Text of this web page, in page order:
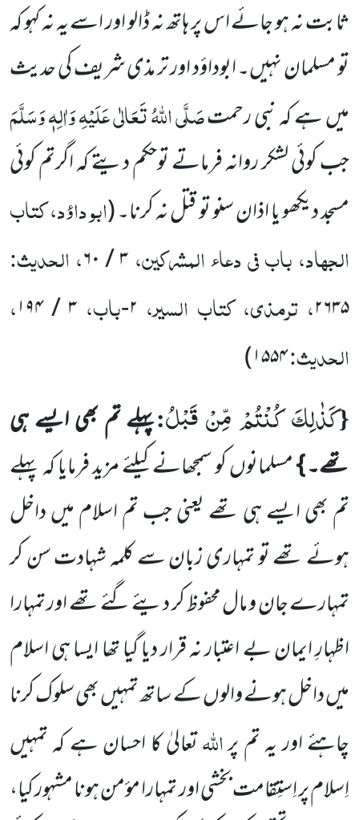
ثابت نہ ہو جائے اس پر ہاتھ نہ ڈالو اور اسے یہ نہ کہو کہ
تو مسلمان نہیں۔ ابوداؤد اور تر مذی شریف کی حدیث
میں ہے کہ نبی رحمتصَلَّی اللہُ تَعَالٰی عَلَیْہِ وَاٰلِہٖ وَسَلَّمَ
جب کوئی لشکر روانہ فرماتے توحکم دیتے کہ اگرتم کوئی
مسجد دیکھو یا اذان سنو تو قتل نہ کرنا۔(ابو داؤد، کتاب
الجہاد، باب فی دعاء المشرکین،۳ / ۶۰ ، الحدیث:
۲۶۳۵، ترمذی، کتاب السیر، ۲- باب، ۳ / ۱۹۴
،
الحدیث:۱۵۵۴)
{كَذٰلِكَ كُنْتُمْ مِّنْ قَبْلُ:پہلے تم بھی ایسے ہی
تھے۔ }مسلمانوں کو سمجھانے کیلئے مزید فرمایا کہ پہلے
تم بھی ایسے ہی تھے یعنی جب تم اسلام میں داخل
ہوئے تھے تو تمہاری زبان سے کلمہ شہادت سن کر
تمہارے جان و مال محفوظ کر دیئے گئے تھے اور تمہارا
اظہارِ ایمان بے اعتبار نہ قرار دیا گیا تھا ایسا ہی اسلام
میں داخل ہونے والوں کے ساتھ تمہیں بھی سلوک کرنا
چاہئے اور یہ تم پراللہتعالیٰ کا احسان ہے کہ تمہیں
اِسلام پر اِستِقامت بخشی اور تمہارا مؤمن ہونا مشہور کیا،